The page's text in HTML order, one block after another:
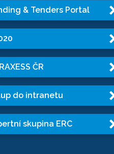
& Tenders Portal
ČR
do intranetu
skupina ERC